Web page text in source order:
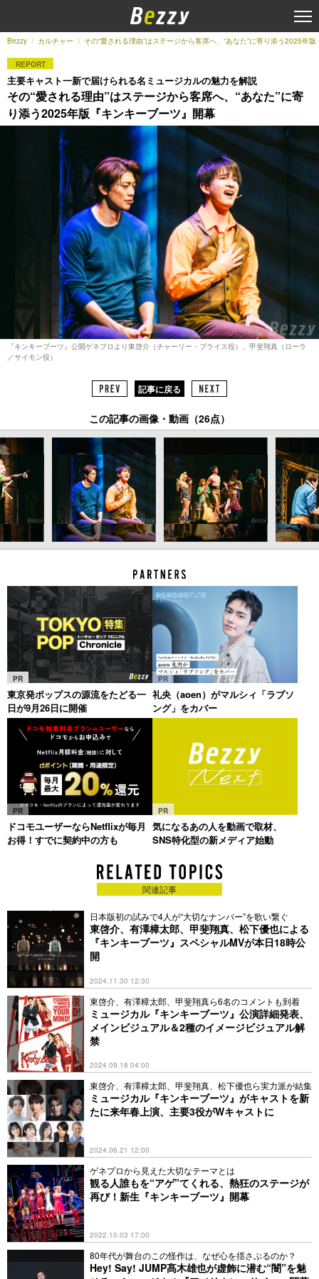
Bezzy カルチャー その“愛される理由”はステージから客席へ、“あなた”に寄り添う2025年
REPORT
主要キャスト一新で届けられる名ミュージカルの魅力を解説
その“愛される理由”はステージから客席へ、“あなた”に寄
り添う2025年版『キンキーブーツ』開幕
『キンキーブーツ』公開ゲネプロより東啓介（チャーリー・プライス役）、甲斐翔真（ローラ
／サイモン役）
記事に戻る
この記事の画像・動画（26点）
PR
東京発ポップスの源流をたどる一
日が9月26日に開催
PR
礼央（aoen）がマルシィ「ラブソ
ング」をカバー
PR
ドコモユーザーならNetflixが毎月
お得！すでに契約中の方も
PR
気になるあの人を動画で取材、
SNS特化型の新メディア始動
関連記事
日本版初の試みで4人が“大切なナンバー”を歌い繋ぐ
東啓介、有澤樟太郎、甲斐翔真、松下優也による
『キンキーブーツ』スペシャルMVが本日18時公
開
2024.11.30 12:30
東啓介、有澤樟太郎、甲斐翔真ら6名のコメントも到着
ミュージカル『キンキーブーツ』公演詳細発表、
メインビジュアル＆2種のイメージビジュアル解
禁
2024.09.18 04:00
東啓介、有澤樟太郎、甲斐翔真、松下優也ら実力派が結集
ミュージカル『キンキーブーツ』がキャストを新
たに来年春上演、主要3役がWキャストに
2024.06.21 12:00
ゲネプロから見えた大切なテーマとは
観る人誰もを“アゲ”てくれる、熱狂のステージが
再び！新生『キンキーブーツ』開幕
2022.10.03 17:00
80年代が舞台のこの怪作は、なぜ心を揺さぶるのか？
Hey! Say! JUMP髙木雄也が虚飾に潜む“闇”を魅